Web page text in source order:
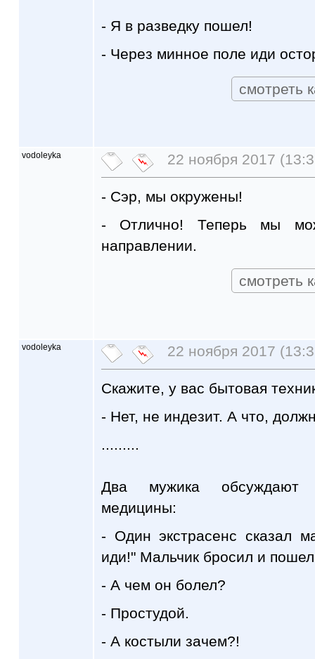
- Я в разведку пошел!
- Через минное поле иди
смотреть
vodoleyka 22 ноября 2017
- Сэр, мы окружены!
- Отлично! Теперь мы
направлении.
смотреть
vodoleyka 22 ноября 2017
Скажите, у вас бытовая
- Нет, не индезит. А что,
.........
Два мужика обсуждают
медицины:
- Один экстрасенс сказал
иди!" Мальчик бросил и
- А чем он болел?
- Простудой.
- А костыли зачем?!